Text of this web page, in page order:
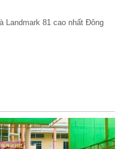
Landmark 81 cao nhất Đông